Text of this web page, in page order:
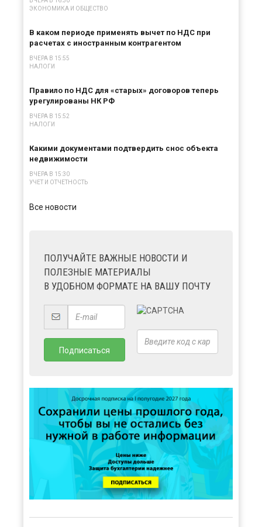
ЭКОНОМИКА И ОБЩЕСТВО
В каком периоде применять вычет по НДС при
расчетах с иностранным контрагентом
ВЧЕРА В 15:55
НАЛОГИ
Правило по НДС для «старых» договоров теперь
урегулированы НК РФ
ВЧЕРА В 15:52
НАЛОГИ
Какими документами подтвердить снос объекта
недвижимости
ВЧЕРА В 15:30
УЧЕТ И ОТЧЕТНОСТЬ
Все новости
ПОЛУЧАЙТЕ ВАЖНЫЕ НОВОСТИ И
ПОЛЕЗНЫЕ МАТЕРИАЛЫ
В УДОБНОМ ФОРМАТЕ НА ВАШУ ПОЧТУ